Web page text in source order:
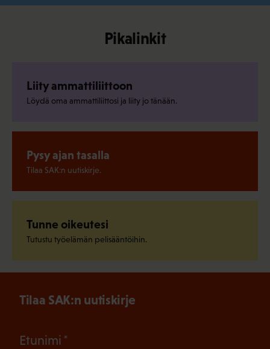
Pikalinkit
Liity ammattiliittoon
Löydä oma ammattiliittosi ja liity jo tänään.
Pysy ajan tasalla
Tilaa SAK:n uutiskirje.
Tunne oikeutesi
Tutustu työelämän pelisääntöihin.
Tilaa SAK:n uutiskirje
Etunimi